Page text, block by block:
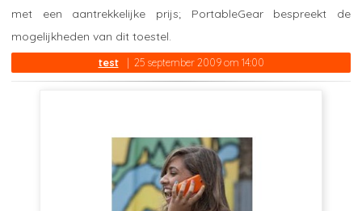
test 25 september 2009 om 14:00
met een aantrekkelijke prijs; PortableGear bespreekt de
mogelijkheden van dit toestel.